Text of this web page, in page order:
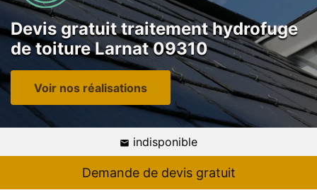
Devis gratuit traitement hydrofuge
de toiture Larnat 09310
Voir nos réalisations
indisponible
Demande de devis gratuit